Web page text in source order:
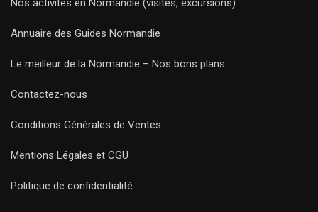
Nos activités en Normandie (visites, excursions)
Annuaire des Guides Normandie
Le meilleur de la Normandie – Nos bons plans
Contactez-nous
Conditions Générales de Ventes
Mentions Légales et CGU
Politique de confidentialité